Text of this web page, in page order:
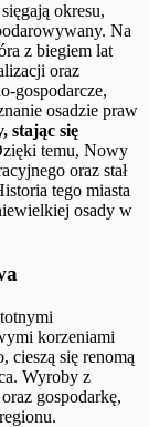
sięgają okresu,
Na
z biegiem lat
oraz
gospodarcze,
osadzie praw
stając się
temu, Nowy
oraz stał
tego miasta
osady w
korzeniami
cieszą się renomą
Wyroby z
gospodarkę,